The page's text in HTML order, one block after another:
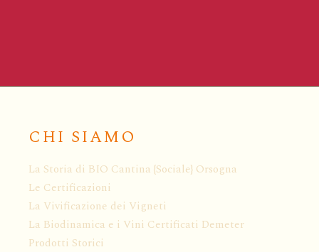
CHI SIAMO
La Storia di BIO Cantina {Sociale} Orsogna
Le Certificazioni
La Vivificazione dei Vigneti
La Biodinamica e i Vini Certificati Demeter
Prodotti Storici